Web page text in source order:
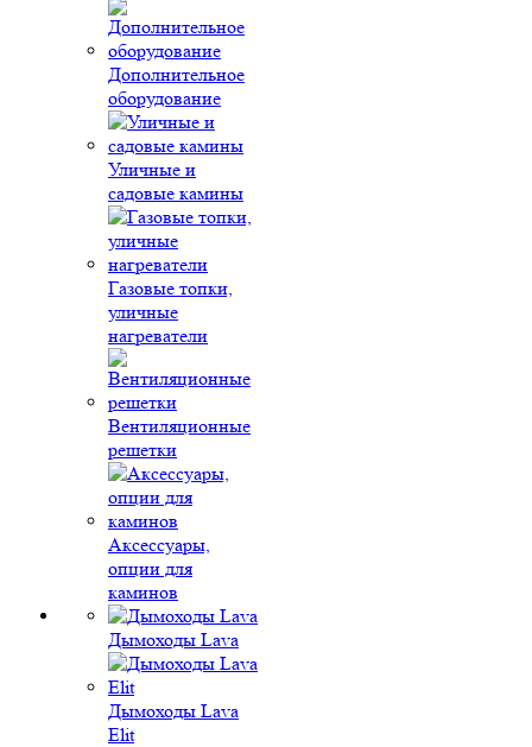
Дополнительное
оборудование
Уличные и
садовые камины
Газовые топки,
уличные
нагреватели
Вентиляционные
решетки
Аксессуары,
опции для
каминов
Дымоходы Lava
Дымоходы Lava
Elit